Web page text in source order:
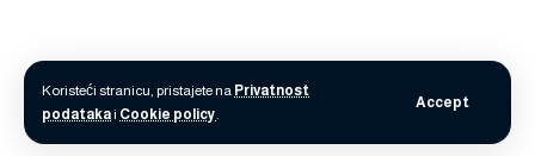
Koristeći stranicu, pristajete na Privatnost
podatakai Cookie policy.
Accept